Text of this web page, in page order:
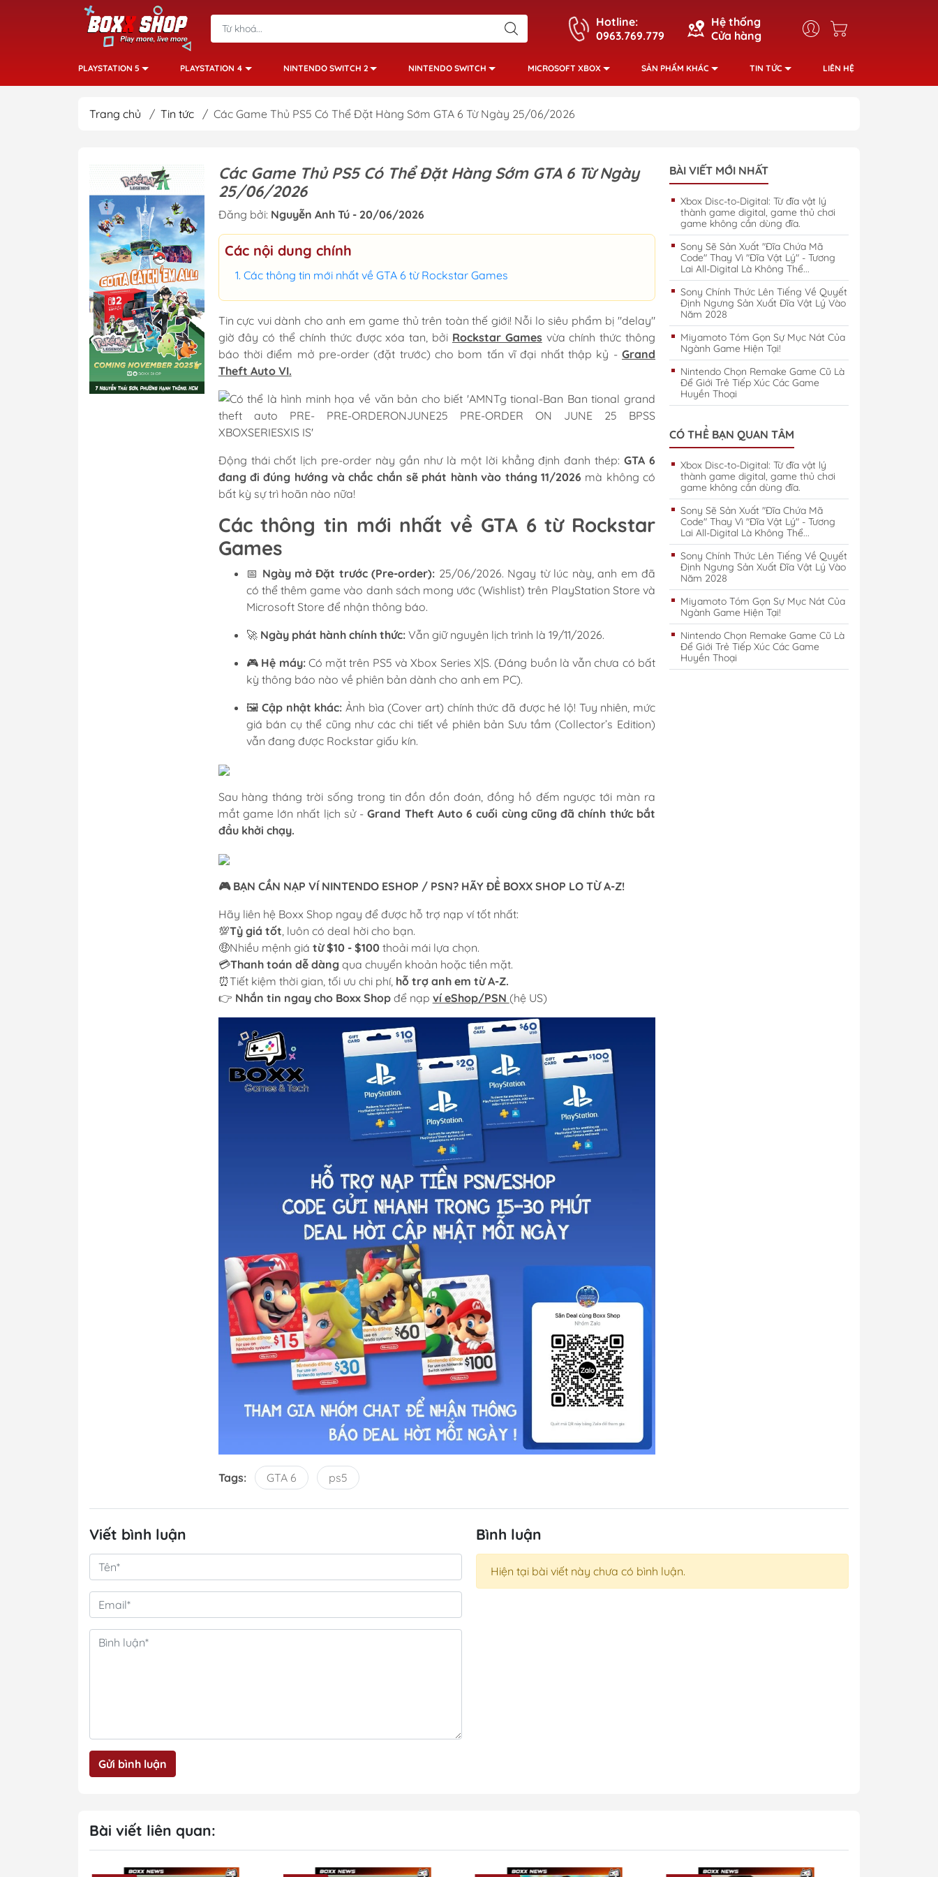
Hotline:
0963.769.779
Hệ thống
Cửa hàng
PLAYSTATION 5 PLAYSTATION 4 NINTENDO SWITCH 2 NINTENDO SWITCH MICROSOFT XBOX SẢN PHẨM KHÁC TIN TỨC LIÊN HỆ
Trang chủ / Tin tức / Các Game Thủ PS5 Có Thể Đặt Hàng Sớm GTA 6 Từ Ngày 25/06/2026
Các Game Thủ PS5 Có Thể Đặt Hàng Sớm GTA 6 Từ Ngày
25/06/2026
Đăng bởi: Nguyễn Anh Tú - 20/06/2026
Các nội dung chính
Các thông tin mới nhất về GTA 6 từ Rockstar Games
Tin cực vui dành cho anh em game thủ trên toàn thế giới! Nỗi lo siêu phẩm bị "delay"
giờ đây có thể chính thức được xóa tan, bởi Rockstar Games vừa chính thức thông
báo thời điểm mở pre-order (đặt trước) cho bom tấn vĩ đại nhất thập kỷ - Grand
Theft Auto VI.
Động thái chốt lịch pre-order này gần như là một lời khẳng định đanh thép:GTA 6
đang đi đúng hướng và chắc chắn sẽ phát hành vào tháng 11/2026 mà không có
bất kỳ sự trì hoãn nào nữa!
Các thông tin mới nhất về GTA 6 từ Rockstar
Games
📅 Ngày mở Đặt trước (Pre-order): 25/06/2026. Ngay từ lúc này, anh em đã
có thể thêm game vào danh sách mong ước (Wishlist) trên PlayStation Store và
Microsoft Store để nhận thông báo.
🚀 Ngày phát hành chính thức:Vẫn giữ nguyên lịch trình là 19/11/2026.
🎮 Hệ máy:Có mặt trên PS5 và Xbox Series X|S. (Đáng buồn là vẫn chưa có bất
kỳ thông báo nào về phiên bản dành cho anh em PC).
🖼️ Cập nhật khác: Ảnh bìa (Cover art) chính thức đã được hé lộ! Tuy nhiên, mức
giá bán cụ thể cũng như các chi tiết về phiên bản Sưu tầm (Collector’s Edition)
vẫn đang được Rockstar giấu kín.
Sau hàng tháng trời sống trong tin đồn đồn đoán, đồng hồ đếm ngược tới màn ra
mắt game lớn nhất lịch sử -Grand Theft Auto 6 cuối cùng cũng đã chính thức bắt
đầu khởi chạy.
🎮 BẠN CẦN NẠP VÍ NINTENDO ESHOP / PSN? HÃY ĐỂ BOXX SHOP LO TỪ A-Z!
Hãy liên hệ Boxx Shop ngay để được hỗ trợ nạp ví tốt nhất:
💯Tỷ giá tốt, luôn có deal hời cho bạn.
🤑Nhiều mệnh giá từ $10 - $100thoải mái lựa chọn.
💳Thanh toán dễ dàng qua chuyển khoản hoặc tiền mặt.
⏰Tiết kiệm thời gian, tối ưu chi phí, hỗ trợ anh em từ A-Z.
👉 Nhắn tin ngay cho Boxx Shopđể nạp ví eShop/PSN (hệ US)
Tags: GTA 6 ps5
BÀI VIẾT MỚI NHẤT
Xbox Disc-to-Digital: Từ đĩa vật lý
thành game digital, game thủ chơi
game không cần dùng đĩa.
Sony Sẽ Sản Xuất "Đĩa Chứa Mã
Code" Thay Vì "Đĩa Vật Lý" - Tương
Lai All-Digital Là Không Thể...
Sony Chính Thức Lên Tiếng Về Quyết
Định Ngưng Sản Xuất Đĩa Vật Lý Vào
Năm 2028
Miyamoto Tóm Gọn Sự Mục Nát Của
Ngành Game Hiện Tại!
Nintendo Chọn Remake Game Cũ Là
Để Giới Trẻ Tiếp Xúc Các Game
Huyền Thoại
CÓ THỂ BẠN QUAN TÂM
Xbox Disc-to-Digital: Từ đĩa vật lý
thành game digital, game thủ chơi
game không cần dùng đĩa.
Sony Sẽ Sản Xuất "Đĩa Chứa Mã
Code" Thay Vì "Đĩa Vật Lý" - Tương
Lai All-Digital Là Không Thể...
Sony Chính Thức Lên Tiếng Về Quyết
Định Ngưng Sản Xuất Đĩa Vật Lý Vào
Năm 2028
Miyamoto Tóm Gọn Sự Mục Nát Của
Ngành Game Hiện Tại!
Nintendo Chọn Remake Game Cũ Là
Để Giới Trẻ Tiếp Xúc Các Game
Huyền Thoại
Viết bình luận
Gửi bình luận
Bình luận
Hiện tại bài viết này chưa có bình luận.
Bài viết liên quan: